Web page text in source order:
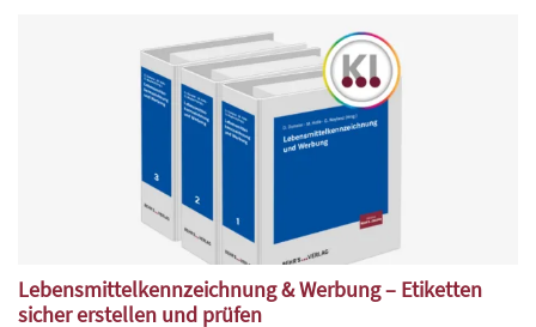
Lebensmittelkennzeichnung & Werbung – Etiketten
sicher erstellen und prüfen